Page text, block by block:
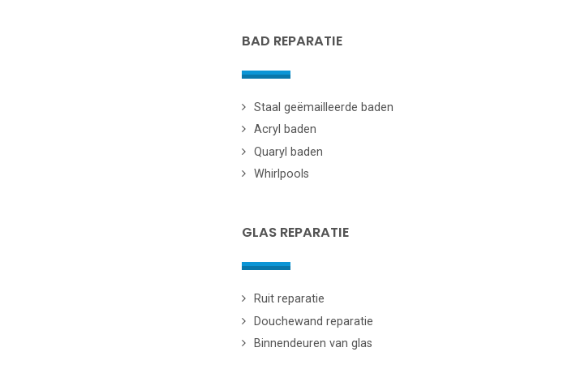
BAD REPARATIE
Staal geëmailleerde baden
Acryl baden
Quaryl baden
Whirlpools
GLAS REPARATIE
Ruit reparatie
Douchewand reparatie
Binnendeuren van glas